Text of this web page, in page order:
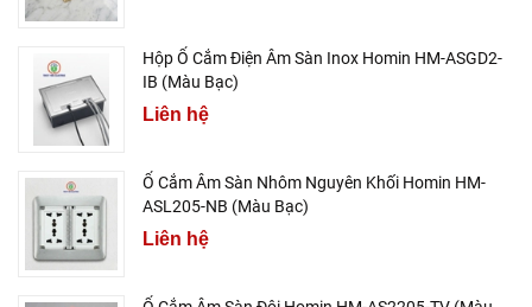
Hộp Ổ Cắm Điện Âm Sàn Inox Homin HM-ASGD2-
IB (Màu Bạc)
Liên hệ
Ổ Cắm Âm Sàn Nhôm Nguyên Khối Homin HM-
ASL205-NB (Màu Bạc)
Liên hệ